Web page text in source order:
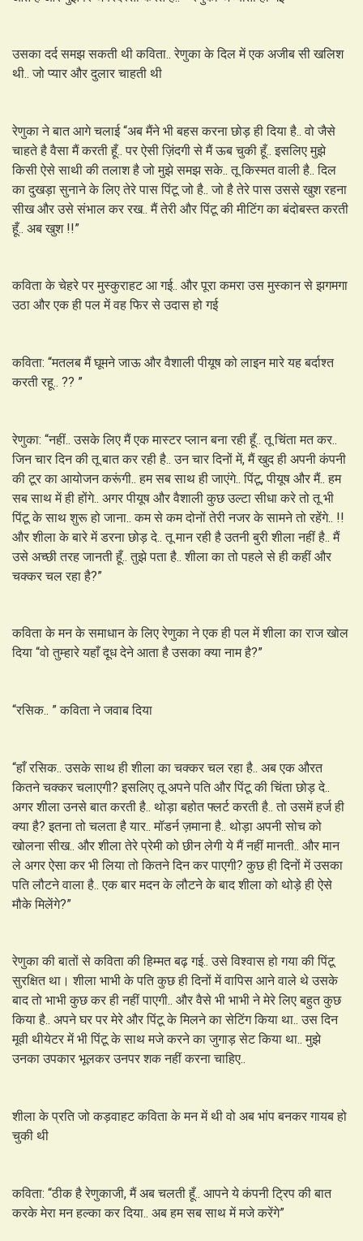
उसका दर्द समझ सकती थी कविता.. रेणुका के दिल में एक अजीब सी खलिश
थी.. जो प्यार और दुलार चाहती थी
रेणुका ने बात आगे चलाई “अब मैंने भी बहस करना छोड़ ही दिया है.. वो जैसे
चाहते है वैसा मैं करती हूँ.. पर ऐसी ज़िंदगी से मैं ऊब चुकी हूँ.. इसलिए मुझे
किसी ऐसे साथी की तलाश है जो मुझे समझ सके.. तू किस्मत वाली है.. दिल
का दुखड़ा सुनाने के लिए तेरे पास पिंटू जो है.. जो है तेरे पास उससे खुश रहना
सीख और उसे संभाल कर रख.. मैं तेरी और पिंटू की मीटिंग का बंदोबस्त करती
हूँ.. अब खुश !!”
कविता के चेहरे पर मुस्कुराहट आ गई.. और पूरा कमरा उस मुस्कान से झगमगा
उठा और एक ही पल में वह फिर से उदास हो गई
कविता: “मतलब मैं घूमने जाऊ और वैशाली पीयूष को लाइन मारे यह बर्दाश्त
करती रहू.. ?? ”
रेणुका: “नहीं.. उसके लिए मैं एक मास्टर प्लान बना रही हूँ.. तू चिंता मत कर..
जिन चार दिन की तू बात कर रही है.. उन चार दिनों में, मैं खुद ही अपनी कंपनी
की टूर का आयोजन करूंगी.. हम सब साथ ही जाएंगे.. पिंटू, पीयूष और मैं.. हम
सब साथ में ही होंगे.. अगर पीयूष और वैशाली कुछ उल्टा सीधा करे तो तू भी
पिंटू के साथ शुरू हो जाना.. कम से कम दोनों तेरी नजर के सामने तो रहेंगे.. !!
और शीला के बारे में डरना छोड़ दे.. तू मान रही है उतनी बुरी शीला नहीं है.. मैं
उसे अच्छी तरह जानती हूँ.. तुझे पता है.. शीला का तो पहले से ही कहीं और
चक्कर चल रहा है?”
कविता के मन के समाधान के लिए रेणुका ने एक ही पल में शीला का राज खोल
दिया “वो तुम्हारे यहाँ दूध देने आता है उसका क्या नाम है?”
“रसिक.. ” कविता ने जवाब दिया
“हाँ रसिक.. उसके साथ ही शीला का चक्कर चल रहा है.. अब एक औरत
कितने चक्कर चलाएगी? इसलिए तू अपने पति और पिंटू की चिंता छोड़ दे..
अगर शीला उनसे बात करती है.. थोड़ा बहोत फ्लर्ट करती है.. तो उसमें हर्ज ही
क्या है? इतना तो चलता है यार.. मॉडर्न ज़माना है.. थोड़ा अपनी सोच को
खोलना सीख.. और शीला तेरे प्रेमी को छीन लेगी ये मैं नहीं मानती.. और मान
ले अगर ऐसा कर भी लिया तो कितने दिन कर पाएगी? कुछ ही दिनों में उसका
पति लौटने वाला है.. एक बार मदन के लौटने के बाद शीला को थोड़े ही ऐसे
मौके मिलेंगे?”
रेणुका की बातों से कविता की हिम्मत बढ़ गई.. उसे विश्वास हो गया की पिंटू
सुरक्षित था। शीला भाभी के पति कुछ ही दिनों में वापिस आने वाले थे उसके
बाद तो भाभी कुछ कर ही नहीं पाएगी.. और वैसे भी भाभी ने मेरे लिए बहुत कुछ
किया है.. अपने घर पर मेरे और पिंटू के मिलने का सेटिंग किया था.. उस दिन
मूवी थीयेटर में भी पिंटू के साथ मजे करने का जुगाड़ सेट किया था.. मुझे
उनका उपकार भूलकर उनपर शक नहीं करना चाहिए..
शीला के प्रति जो कड़वाहट कविता के मन में थी वो अब भांप बनकर गायब हो
चुकी थी
कविता: “ठीक है रेणुकाजी, मैं अब चलती हूँ.. आपने ये कंपनी ट्रिप की बात
करके मेरा मन हल्का कर दिया.. अब हम सब साथ में मजे करेंगे”